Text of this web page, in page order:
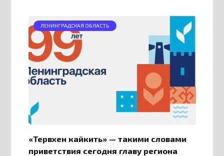
ЛЕНИНГРАДСКАЯ ОБЛАСТЬ
«Тервхен кайкить» — такими словами
приветствия сегодня главу региона